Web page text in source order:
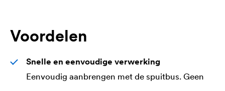
Voordelen
Snelle en eenvoudige verwerking
Eenvoudig aanbrengen met de spuitbus. Geen